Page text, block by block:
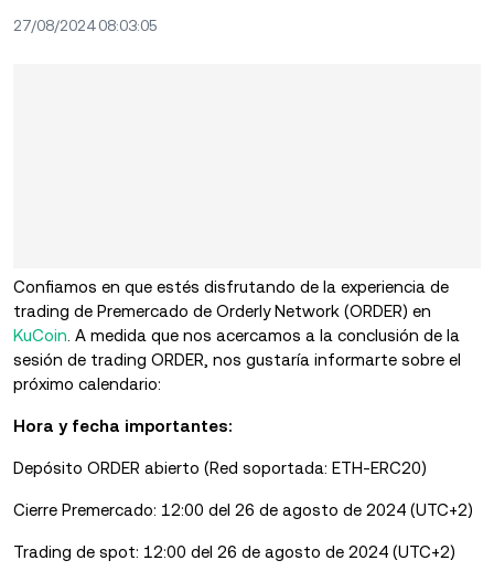
27/08/2024 08:03:05
Confiamos en que estés disfrutando de la experiencia de
trading de Premercado de Orderly Network (ORDER) en
KuCoin . A medida que nos acercamos a la conclusión de la
sesión de trading ORDER, nos gustaría informarte sobre el
próximo calendario:
Hora y fecha importantes:
Depósito ORDER abierto (Red soportada: ETH-ERC20)
Cierre Premercado: 12:00 del 26 de agosto de 2024 (UTC+2)
Trading de spot: 12:00 del 26 de agosto de 2024 (UTC+2)